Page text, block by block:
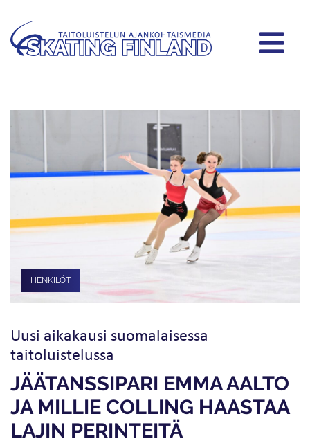
HENKILÖT
Uusi aikakausi suomalaisessa
taitoluistelussa
JÄÄTANSSIPARI EMMA AALTO
JA MILLIE COLLING HAASTAA
LAJIN PERINTEITÄ